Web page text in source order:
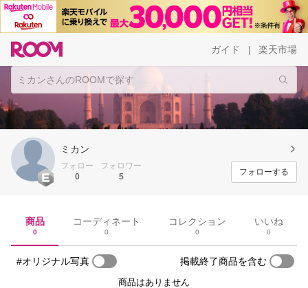
ガイド 楽天市場
ミカン
フォロー
0
フォロワー
5
フォローする
商品
0
コーディネート
0
コレクション
0
いいね
0
#オリジナル写真 掲載終了商品を含む
商品はありません